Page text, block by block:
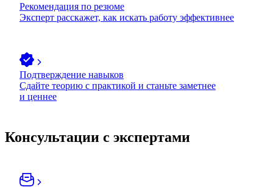
Рекомендация по резюме
Эксперт расскажет, как искать работу эффективнее
Подтверждение навыков
Сдайте теорию с практикой и станьте заметнее
и ценнее
Консультации с экспертами